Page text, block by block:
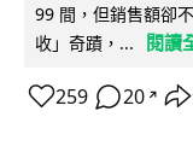
99 間，但銷售額卻
收」奇蹟，...
閱讀
259 20 ↗